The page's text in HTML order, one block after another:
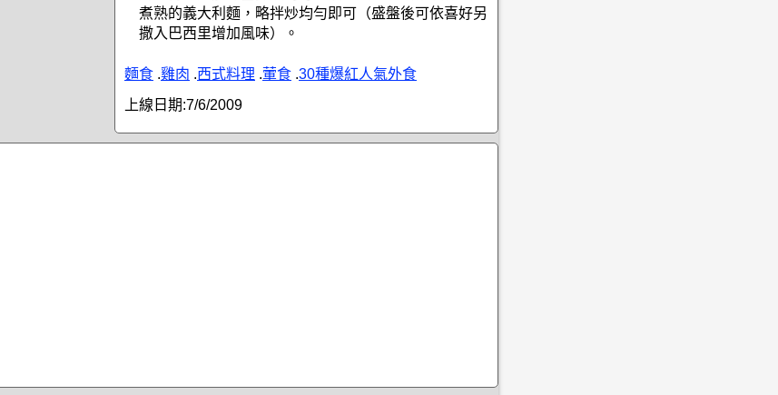
煮熟的義大利麵，略拌炒均勻即可（盛盤後可依喜好另
撒入巴西里增加風味）。
麵食 .雞肉 .西式料理 .葷食 .30種爆紅人氣外食
上線日期:7/6/2009